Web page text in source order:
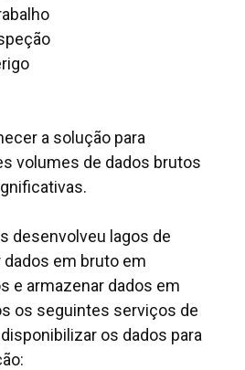
a solução para
volumes de dados brutos
desenvolveu lagos de
dados em bruto em
e armazenar dados em
os seguintes serviços de
os dados para